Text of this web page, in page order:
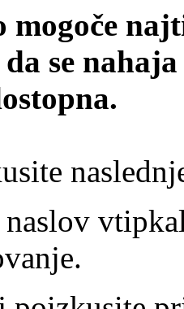
se
naslov